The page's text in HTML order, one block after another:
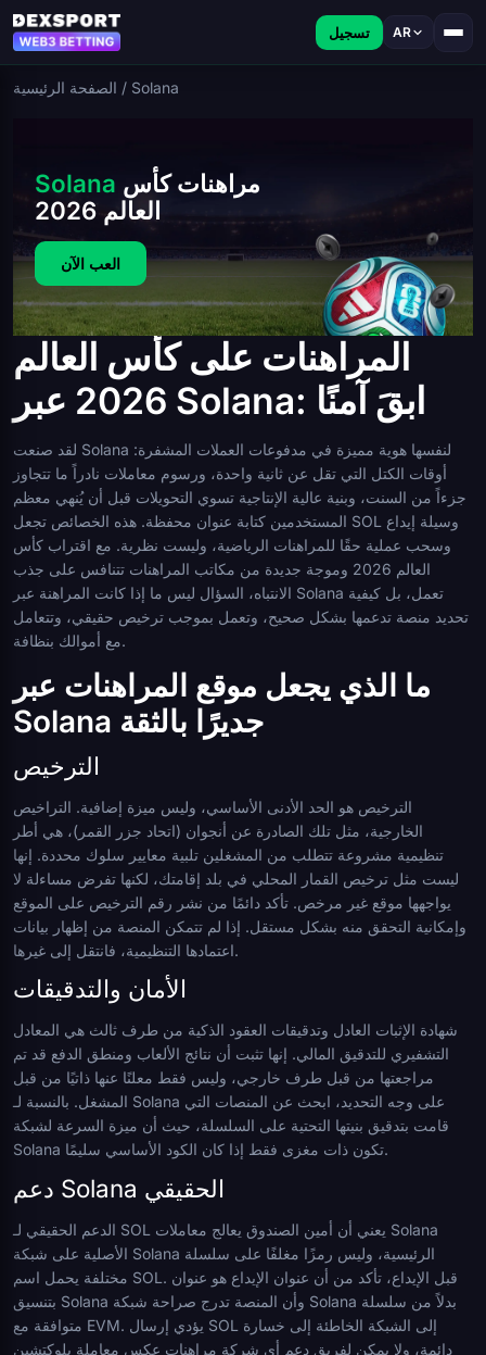
تسجيل AR
الصفحة الرئيسية / Solana
Solana
العالم 2026
العب الآن
المراهنات على كأس العالم
2026 عبر Solana: ابقَ آمنًا
لقد صنعت Solana لنفسها هوية مميزة في مدفوعات العملات المشفرة:
أوقات الكتل التي تقل عن ثانية واحدة، ورسوم معاملات نادراً ما تتجاوز
جزءاً من السنت، وبنية عالية الإنتاجية تسوي التحويلات قبل أن يُنهي معظم
المستخدمين كتابة عنوان محفظة. هذه الخصائص تجعل SOL وسيلة إيداع
وسحب عملية حقًا للمراهنات الرياضية، وليست نظرية. مع اقتراب كأس
العالم 2026 وموجة جديدة من مكاتب المراهنات تتنافس على جذب
الانتباه، السؤال ليس ما إذا كانت المراهنة عبر Solana تعمل، بل كيفية
تحديد منصة تدعمها بشكل صحيح، وتعمل بموجب ترخيص حقيقي، وتتعامل
مع أموالك بنظافة.
ما الذي يجعل موقع المراهنات عبر
Solana جديرًا بالثقة
الترخيص
الترخيص هو الحد الأدنى الأساسي، وليس ميزة إضافية. التراخيص
الخارجية، مثل تلك الصادرة عن أنجوان (اتحاد جزر القمر)، هي أطر
تنظيمية مشروعة تتطلب من المشغلين تلبية معايير سلوك محددة. إنها
ليست مثل ترخيص القمار المحلي في بلد إقامتك، لكنها تفرض مساءلة لا
يواجهها موقع غير مرخص. تأكد دائمًا من نشر رقم الترخيص على الموقع
وإمكانية التحقق منه بشكل مستقل. إذا لم تتمكن المنصة من إظهار بيانات
اعتمادها التنظيمية، فانتقل إلى غيرها.
الأمان والتدقيقات
شهادة الإثبات العادل وتدقيقات العقود الذكية من طرف ثالث هي المعادل
التشفيري للتدقيق المالي. إنها تثبت أن نتائج الألعاب ومنطق الدفع قد تم
مراجعتها من قبل طرف خارجي، وليس فقط معلنًا عنها ذاتيًا من قبل
المشغل. بالنسبة لـ Solana على وجه التحديد، ابحث عن المنصات التي
قامت بتدقيق بنيتها التحتية على السلسلة، حيث أن ميزة السرعة لشبكة
Solana تكون ذات مغزى فقط إذا كان الكود الأساسي سليمًا.
دعم Solana الحقيقي
الدعم الحقيقي لـ SOL يعني أن أمين الصندوق يعالج معاملات Solana
الأصلية على شبكة Solana الرئيسية، وليس رمزًا مغلفًا على سلسلة
مختلفة يحمل اسم SOL. قبل الإيداع، تأكد من أن عنوان الإيداع هو عنوان
بتنسيق Solana وأن المنصة تدرج صراحة شبكة Solana بدلاً من سلسلة
متوافقة مع EVM. يؤدي إرسال SOL إلى الشبكة الخاطئة إلى خسارة
دائمة، ولا يمكن لفريق دعم أي شركة مراهنات عكس معاملة بلوكتشين